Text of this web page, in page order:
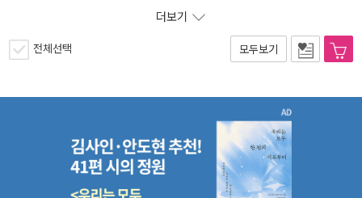
더보기
전체선택 모두보기